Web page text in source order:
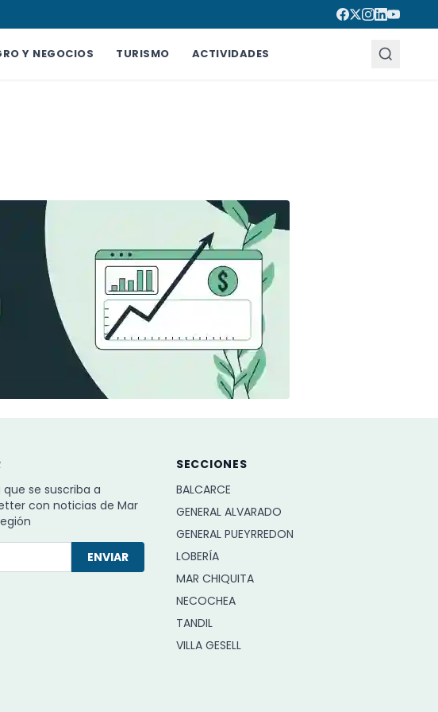
Y NEGOCIOS TURISMO ACTIVIDADES
se suscriba a
con noticias de Mar
ENVIAR
SECCIONES
BALCARCE
GENERAL ALVARADO
GENERAL PUEYRREDON
LOBERÍA
MAR CHIQUITA
NECOCHEA
TANDIL
VILLA GESELL